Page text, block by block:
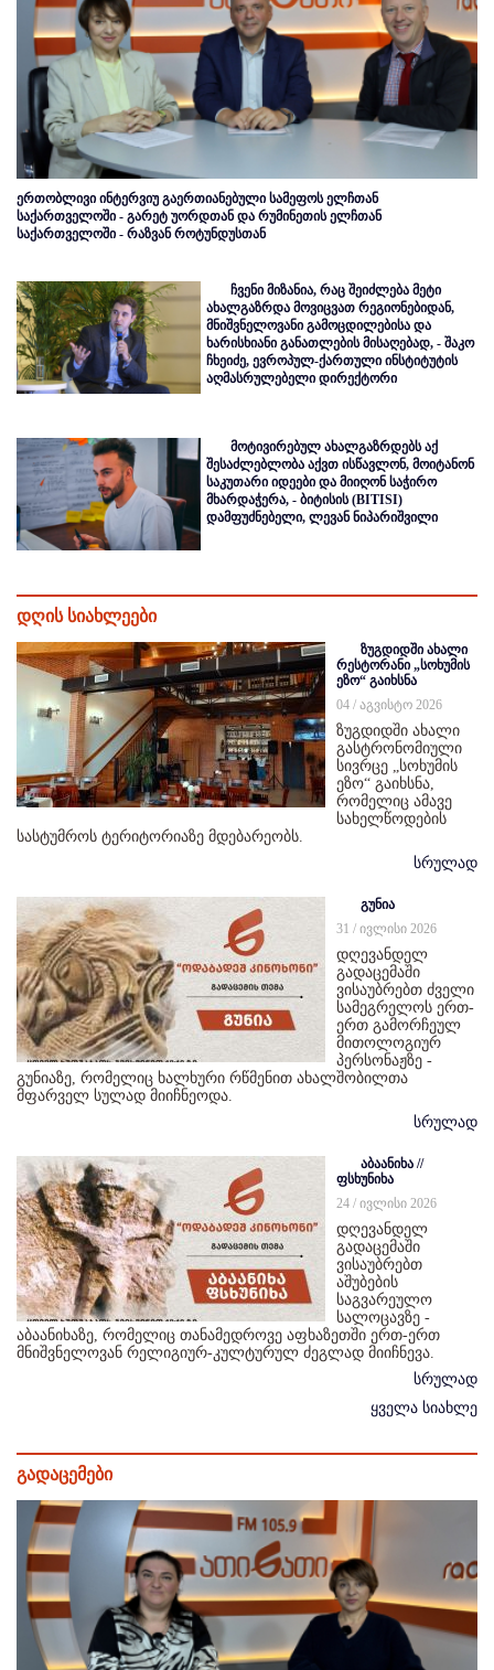
ერთობლივი ინტერვიუ გაერთიანებული სამეფოს ელჩთან
საქართველოში - გარეტ უორდთან და რუმინეთის ელჩთან
საქართველოში - რაზვან როტუნდუსთან
ჩვენი მიზანია, რაც შეიძლება მეტი
ახალგაზრდა მოვიცვათ რეგიონებიდან,
მნიშვნელოვანი გამოცდილებისა და
ხარისხიანი განათლების მისაღებად, - შაკო
ჩხეიძე, ევროპულ-ქართული ინსტიტუტის
აღმასრულებელი დირექტორი
მოტივირებულ ახალგაზრდებს აქ
შესაძლებლობა აქვთ ისწავლონ, მოიტანონ
საკუთარი იდეები და მიიღონ საჭირო
მხარდაჭერა, - ბიტისის (BITISI)
დამფუძნებელი, ლევან ნიპარიშვილი
დღის სიახლეები
ზუგდიდში ახალი
რესტორანი „სოხუმის
ეზო“ გაიხსნა
04 / აგვისტო 2026
ზუგდიდში ახალი
გასტრონომიული
სივრცე „სოხუმის
ეზო“ გაიხსნა,
რომელიც ამავე
სახელწოდების
სასტუმროს ტერიტორიაზე მდებარეობს.
სრულად
გუნია
31 / ივლისი 2026
დღევანდელ
გადაცემაში
ვისაუბრებთ ძველი
სამეგრელოს ერთ-
ერთ გამორჩეულ
მითოლოგიურ
პერსონაჟზე -
გუნიაზე, რომელიც ხალხური რწმენით ახალშობილთა
მფარველ სულად მიიჩნეოდა.
სრულად
აბაანიხა //
ფსხუნიხა
24 / ივლისი 2026
დღევანდელ
გადაცემაში
ვისაუბრებთ
აშუბების
საგვარეულო
სალოცავზე -
აბაანიხაზე, რომელიც თანამედროვე აფხაზეთში ერთ-ერთ
მნიშვნელოვან რელიგიურ-კულტურულ ძეგლად მიიჩნევა.
სრულად
ყველა სიახლე
გადაცემები